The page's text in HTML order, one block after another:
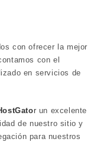
con ofrecer la mejor
con el
en servicios de
r un excelente
de nuestro sitio y
para nuestros